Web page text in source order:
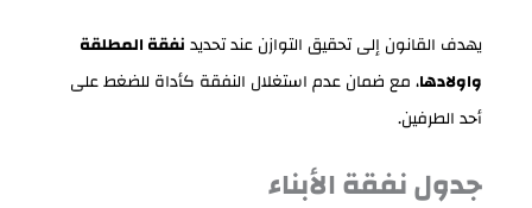
يهدف القانون إلى تحقيق التوازن عند تحديدنفقة المطلقة
واولادها، مع ضمان عدم استغلال النفقة كأداة للضغط على
أحد الطرفين.
جدول نفقة الأبناء